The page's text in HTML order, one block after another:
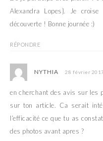
Alexandra Lopes}. Je
découverte ! Bonne journée :)
RÉPONDRE
NYTHIA 28 février
en cherchant des avis sur les
sur ton article. Ca serait
l’efficacité ce que tu as
des photos avant apres ?